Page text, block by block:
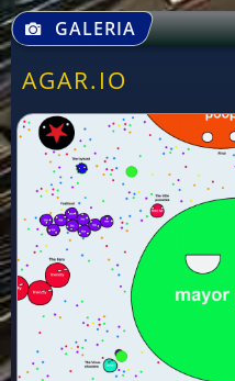
GALERIA
AGAR.IO